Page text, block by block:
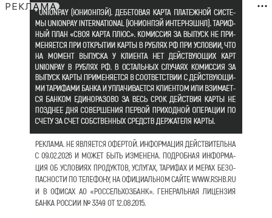
РЕКЛАМА